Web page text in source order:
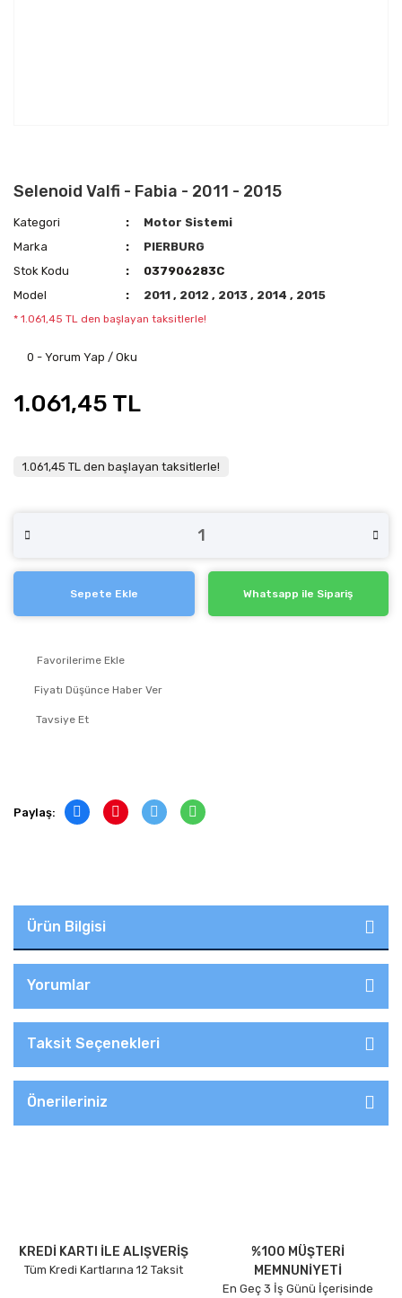
Selenoid Valfi - Fabia - 2011 - 2015
Kategori
Motor Sistemi
Marka
PIERBURG
Stok Kodu
037906283C
Model
2011, 2012, 2013, 2014, 2015
* 1.061,45 TL den başlayan taksitlerle!
0 - Yorum Yap / Oku
1.061,45 TL
1.061,45 TL den başlayan taksitlerle!
Sepete Ekle Whatsapp ile Sipariş
Fiyatı Düşünce Haber Ver
Tavsiye Et
Paylaş:
Ürün Bilgisi
Yorumlar
Taksit Seçenekleri
Önerileriniz
KREDİ KARTI İLE ALIŞVERİŞ
Tüm Kredi Kartlarına 12 Taksit
%100 MÜŞTERİ
MEMNUNİYETİ
En Geç 3 İş Günü İçerisinde